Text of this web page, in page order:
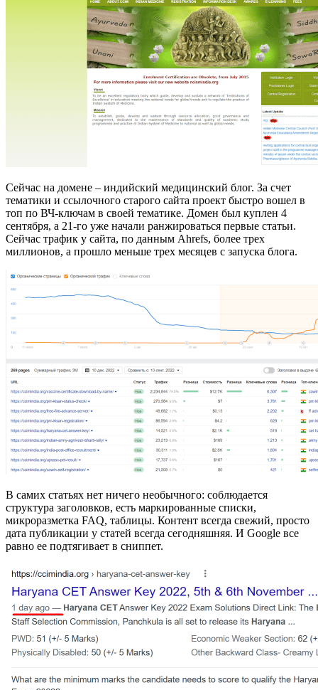
Сейчас на домене – индийский медицинский блог. За счет
тематики и ссылочного старого сайта проект быстро вошел в
топ по ВЧ-ключам в своей тематике. Домен был куплен 4
сентября, а 21-го уже начали ранжироваться первые статьи.
Сейчас трафик у сайта, по данным Ahrefs, более трех
миллионов, а прошло меньше трех месяцев с запуска блога.
В самих статьях нет ничего необычного: соблюдается
структура заголовков, есть маркированные списки,
микроразметка FAQ, таблицы. Контент всегда свежий, просто
дата публикации у статей всегда сегодняшняя. И Google все
равно ее подтягивает в сниппет.